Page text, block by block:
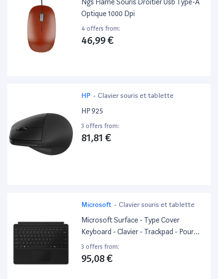
Ngs Flame Souris Droitier Usb Type-A
Optique 1000 Dpi
4 offers from:
46,99 €
HP - Clavier souris et tablette
HP 925
3 offers from:
81,81 €
Microsoft - Clavier souris et tablette
Microsoft Surface - Type Cover
Keyboard - Clavier - Trackpad - Pour
Surface Pro 8/9/10/11 - Copilot Ready -
Azerty - Noir
3 offers from:
95,08 €